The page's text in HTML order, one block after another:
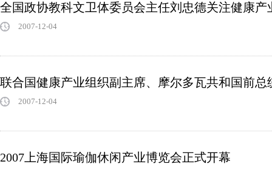
全国政协教科文卫体委员会主任刘忠德关注健康产
2007-12-04
联合国健康产业组织副主席、摩尔多瓦共和国前总
2007-12-04
2007上海国际瑜伽休闲产业博览会正式开幕